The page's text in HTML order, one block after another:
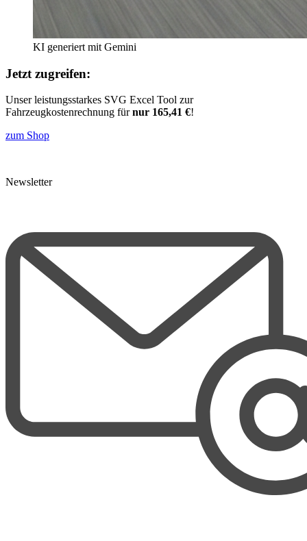
KI generiert mit Gemini
Jetzt zugreifen:
Unser leistungsstarkes SVG Excel Tool zur
Fahrzeugkostenrechnung fürnur 165,41 €!
zum Shop
Newsletter